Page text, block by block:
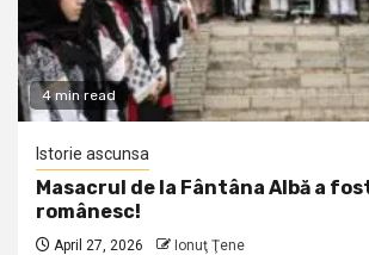
4 min read
Istorie ascunsa
Masacrul de la Fântâna Albă a
românesc!
April 27, 2026 Ionuţ Ţene